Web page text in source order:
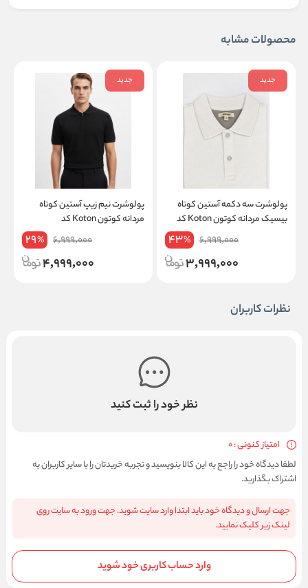
محصولات مشابه
جدید
پولوشرت سه دکمه آستین کوتاه
بیسیک مردانه کوتون Koton کد
6,999,000
43%
3,999,000
جدید
پولوشرت نیم زیپ آستین کوتاه
مردانه کوتون Koton کد
6,999,000
29%
4,999,000
نظرات کاربران
نظر خود را ثبت کنید
امتیاز کنونی : 0
لطفا دیدگاه خود را راجع به این کالا بنویسید و تجربه خریدتان را با سایر کاربران به
اشتراک بگذارید.
جهت ارسال و دیدگاه خود باید ابتدا وارد سایت شوید. جهت ورود به سایت روی
لینک زیر کلیک نمایید.
وارد حساب کاربری خود شوید